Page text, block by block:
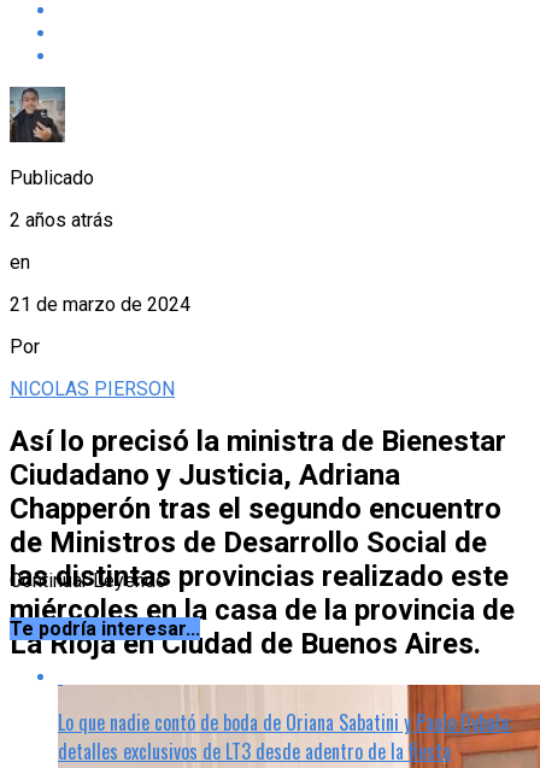
Publicado
2 años atrás
en
21 de marzo de 2024
Por
NICOLAS PIERSON
Así lo precisó la ministra de Bienestar
Ciudadano y Justicia, Adriana
Chapperón tras el segundo encuentro
de Ministros de Desarrollo Social de
las distintas provincias realizado este
miércoles en la casa de la provincia de
La Rioja en Ciudad de Buenos Aires.
Continuar Leyendo
Te podría interesar...
Lo que nadie contó de boda de Oriana Sabatini y Paulo Dybala:
detalles exclusivos de LT3 desde adentro de la fiesta